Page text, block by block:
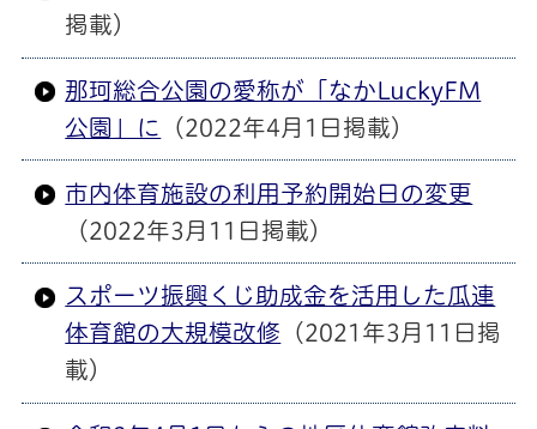
掲載）
那珂総合公園の愛称が「なかLuckyFM
公園」に
（2022年4月1日掲載）
市内体育施設の利用予約開始日の変更
（2022年3月11日掲載）
スポーツ振興くじ助成金を活用した瓜連
体育館の大規模改修 （2021年3月11日掲
載）